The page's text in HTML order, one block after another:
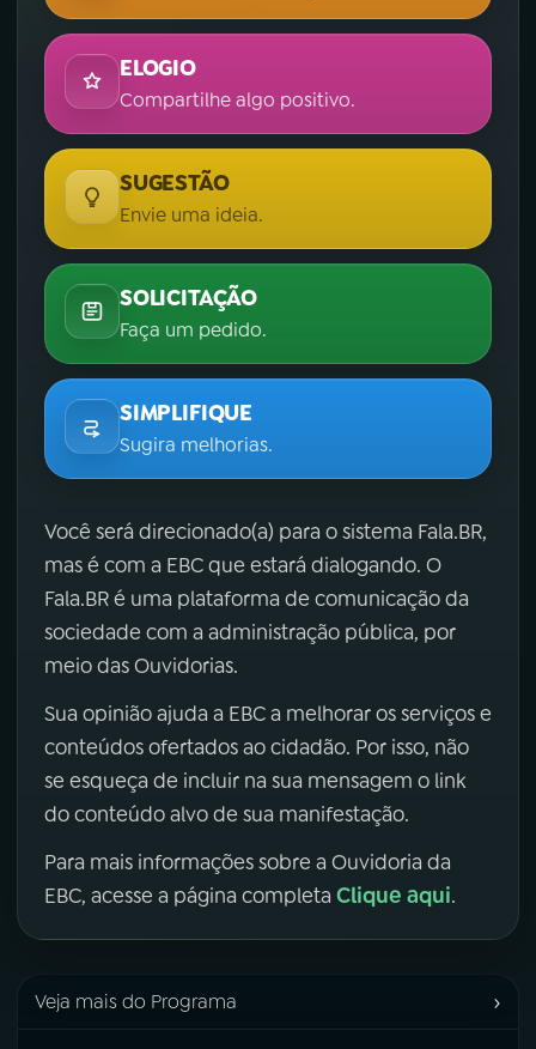
ELOGIO
Compartilhe algo positivo.
SUGESTÃO
Envie uma ideia.
SOLICITAÇÃO
Faça um pedido.
SIMPLIFIQUE
Sugira melhorias.
Você será direcionado(a) para o sistema Fala.BR,
mas é com a EBC que estará dialogando. O
Fala.BR é uma plataforma de comunicação da
sociedade com a administração pública, por
meio das Ouvidorias.
Sua opinião ajuda a EBC a melhorar os serviços e
conteúdos ofertados ao cidadão. Por isso, não
se esqueça de incluir na sua mensagem o link
do conteúdo alvo de sua manifestação.
Para mais informações sobre a Ouvidoria da
EBC, acesse a página completa Clique aqui.
Veja mais do Programa ›